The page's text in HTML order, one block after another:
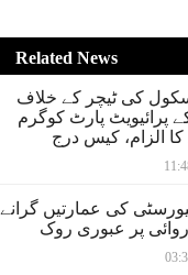
Related News
کی ٹیچر کے خلاف
پرائیویٹ پارٹ کوگرم
الزام، کیس درج
کی عمارتیں گرانے
پر عبوری روک